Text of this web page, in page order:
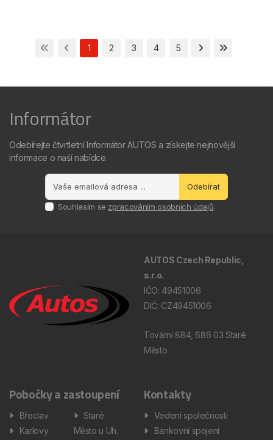
1 2 3 4 5
Informátor
Odebírejte čtvrtletní Informátor AUTOS a získejte nejnovější
informace o naší nabídce.
Odebírat
Souhlasím se zpracováním osobních údajů.
AUTOS Czech Republic,
s.r.o.
IČO: 49451006
DIČ: CZ49451006
Tovární 884, 686 03 Staré
Město
Pobočky a zastoupení
Břeclav
Karlovy
Staré
Město u Uh.
Kontakty
Vedení společnosti
Bankovní spojení